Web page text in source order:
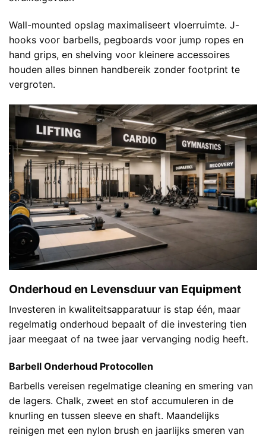
Wall-mounted opslag maximaliseert vloerruimte. J-
hooks voor barbells, pegboards voor jump ropes en
hand grips, en shelving voor kleinere accessoires
houden alles binnen handbereik zonder footprint te
vergroten.
Onderhoud en Levensduur van Equipment
Investeren in kwaliteitsapparatuur is stap één, maar
regelmatig onderhoud bepaalt of die investering tien
jaar meegaat of na twee jaar vervanging nodig heeft.
Barbell Onderhoud Protocollen
Barbells vereisen regelmatige cleaning en smering van
de lagers. Chalk, zweet en stof accumuleren in de
knurling en tussen sleeve en shaft. Maandelijks
reinigen met een nylon brush en jaarlijks smeren van